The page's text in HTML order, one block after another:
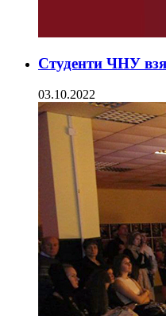
Студенти ЧНУ
03.10.2022